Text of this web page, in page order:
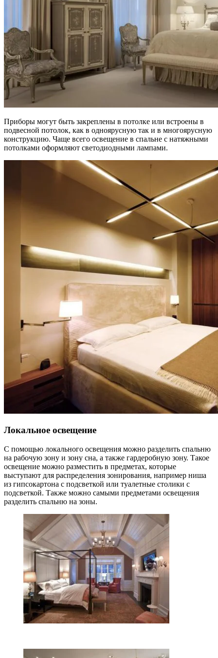
Приборы могут быть закреплены в потолке или встроены в
подвесной потолок, как в одноярусную так и в многоярусную
конструкцию. Чаще всего освещение в спальне с натяжными
потолками оформляют светодиодными лампами.
Локальное освещение
С помощью локального освещения можно разделить спальню
на рабочую зону и зону сна, а также гардеробную зону. Такое
освещение можно разместить в предметах, которые
выступают для распределения зонирования, например ниша
из гипсокартона с подсветкой или туалетные столики с
подсветкой. Также можно самыми предметами освещения
разделить спальню на зоны.